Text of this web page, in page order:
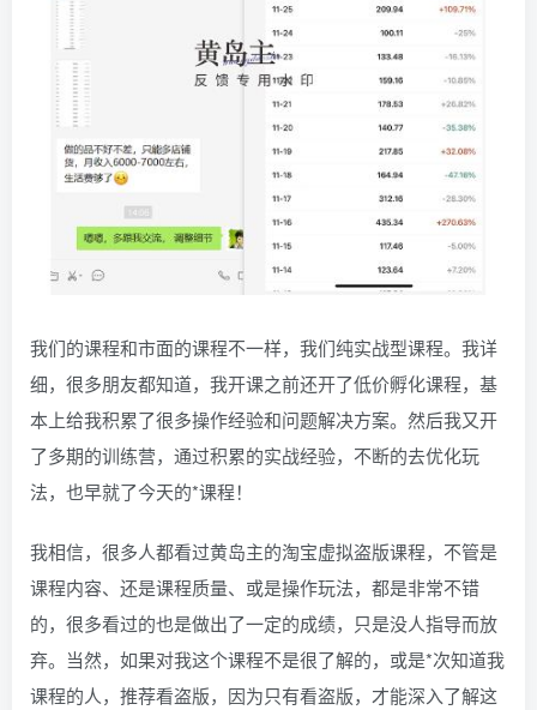
我们的课程和市面的课程不一样，我们纯实战型课程。我详
细，很多朋友都知道，我开课之前还开了低价孵化课程，基
本上给我积累了很多操作经验和问题解决方案。然后我又开
了多期的训练营，通过积累的实战经验，不断的去优化玩
法，也早就了今天的*课程！
我相信，很多人都看过黄岛主的淘宝虚拟盗版课程，不管是
课程内容、还是课程质量、或是操作玩法，都是非常不错
的，很多看过的也是做出了一定的成绩，只是没人指导而放
弃。当然，如果对我这个课程不是很了解的，或是*次知道我
课程的人，推荐看盗版，因为只有看盗版，才能深入了解这